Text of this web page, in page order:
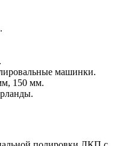
машинки.
150 мм.